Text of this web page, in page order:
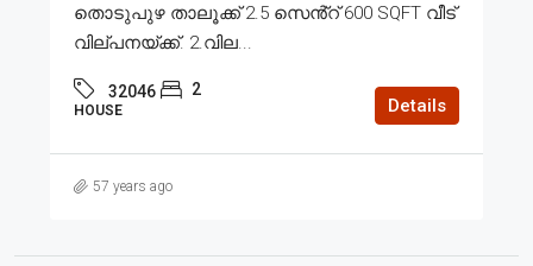
തൊടുപുഴ താലൂക്ക് 2.5 സെൻ്റ് 600 SQFT വീട്
വില്പനയ്ക്ക്. 2.വില...
32046 2
HOUSE Details
57 years ago